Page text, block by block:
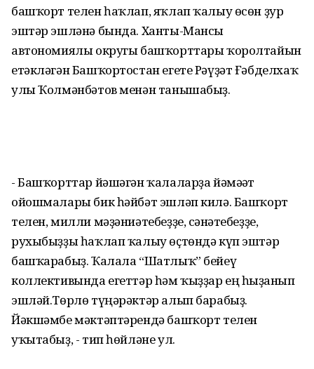
башҡорт телен һаҡлап, яҡлап ҡалыу өсөн ҙур
эштәр эшләнә бында. Ханты-Мансы
автономиялы округы башҡорттары ҡоролтайын
етәкләгән Башҡортостан егете Рәүҙәт Ғәбделхаҡ
улы Ҡолмәнбәтов менән танышабыҙ.
- Башҡорттар йәшәгән ҡалаларҙа йәмәғәт
ойошмалары бик һәйбәт эшләп килә. Башҡорт
телен, милли мәҙәниәтебеҙҙе, сәнғәтебеҙҙе,
рухыбыҙҙы һаҡлап ҡалыу өҫтөндә күп эштәр
башҡарабыҙ. Ҡалала “Шатлыҡ” бейеү
коллективында егеттәр һәм ҡыҙҙар ең һыҙғанып
эшләй.Төрлө түңәрәктәр алып барабыҙ.
Йәкшәмбе мәктәптәрендә башҡорт телен
уҡытабыҙ, - тип һөйләне ул.